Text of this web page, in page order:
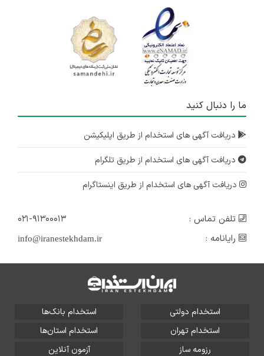
ما را دنبال کنید
دریافت آگهی های استخدام از طریق اپلیکیشن
دریافت آگهی های استخدام از طریق تلگرام
دریافت آگهی های استخدام از طریق اینستاگرام
تلفن تماس :
۰۲۱-۹۱۳۰۰۰۱۳
رایانامه :
info@iranestekhdam.ir
استخدام دولتی
استخدام بانک‌ها
استخدام تهران
استخدام استان‌ها
رزومه ساز
آزمون آنلاین